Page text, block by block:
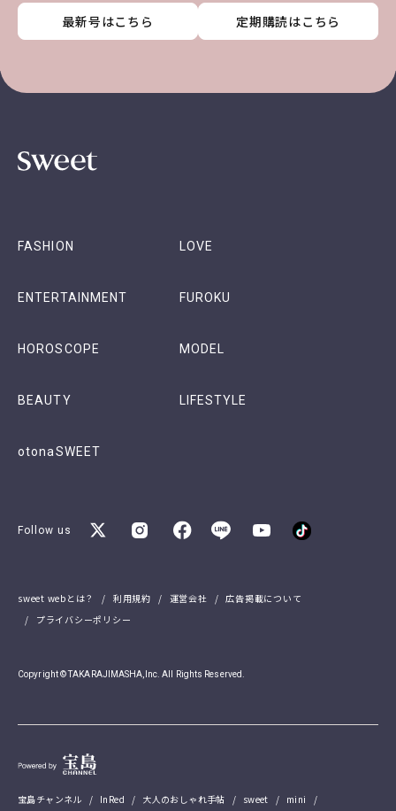
最新号はこちら 定期購読はこちら
最新号はこちら 定期購読はこちら
最新号はこちら 定期購読はこちら
最新号はこちら 定期購読はこちら
FASHION LOVE
ENTERTAINMENT FUROKU
HOROSCOPE MODEL
BEAUTY LIFESTYLE
otonaSWEET
Follow us
sweet webとは？ 利用規約 運営会社
広告掲載について
プライバシーポリシー
Copyright © TAKARAJIMASHA,Inc. All Rights Reserved.
宝島チャンネル InRed 大人のおしゃれ手帖 sweet mini